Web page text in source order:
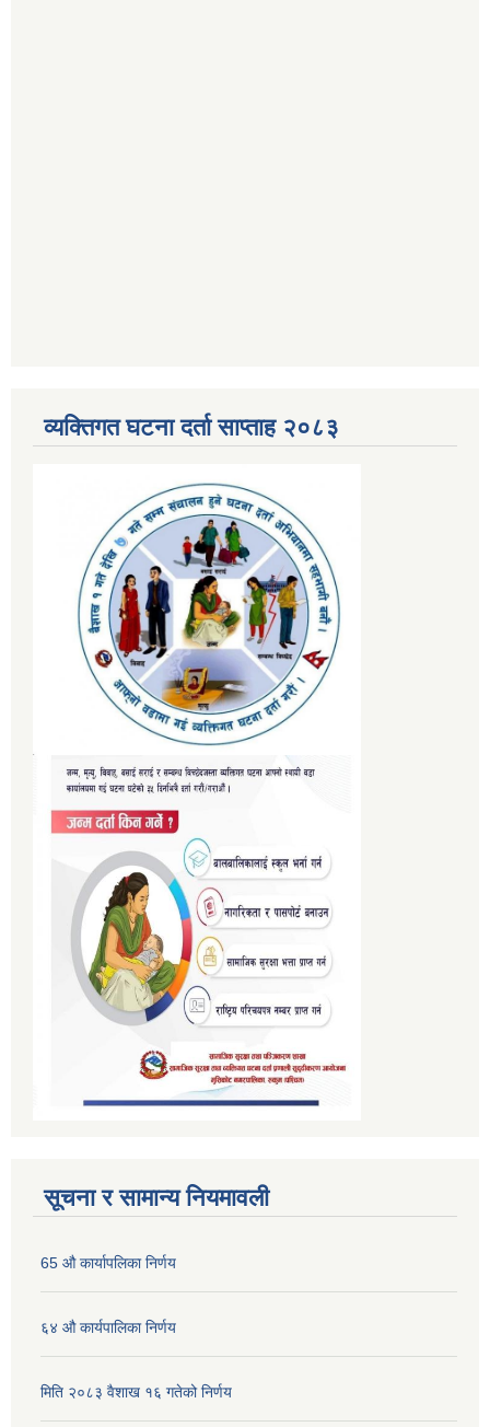
व्यक्तिगत घटना दर्ता साप्ताह २०८३
सूचना र सामान्य नियमावली
65 औ कार्यापलिका निर्णय
६४ औ कार्यपालिका निर्णय
मिति २०८३ वैशाख १६ गतेको निर्णय